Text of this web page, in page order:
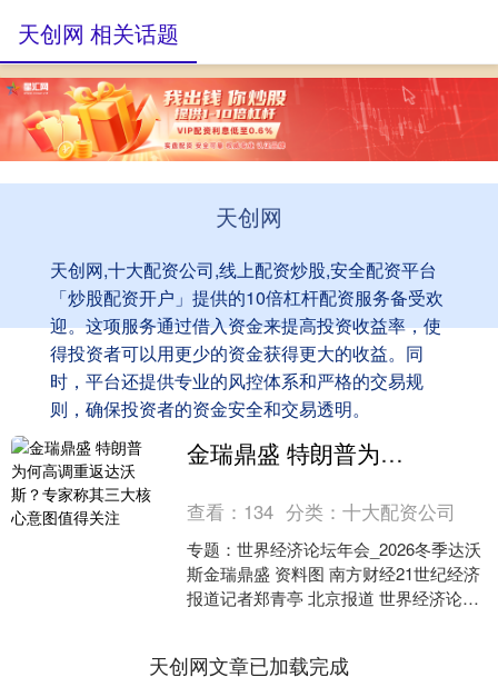
天创网
天创网,十大配资公司,线上配资炒股,安全配资平台
「炒股配资开户」提供的10倍杠杆配资服务备受欢
迎。这项服务通过借入资金来提高投资收益率，使
得投资者可以用更少的资金获得更大的收益。同
时，平台还提供专业的风控体系和严格的交易规
则，确保投资者的资金安全和交易透明。
天创网 相关话题
金瑞鼎盛 特朗普为何高调重返达沃斯？专家称其三大核心意图值得关注
查看： 134 分类：十大配资公司
专题：世界经济论坛年会_2026冬季达沃
斯金瑞鼎盛 资料图 南方财经21世纪经济
报道记者郑青亭 北京报道 世界经济论坛
天创网文章已加载完成